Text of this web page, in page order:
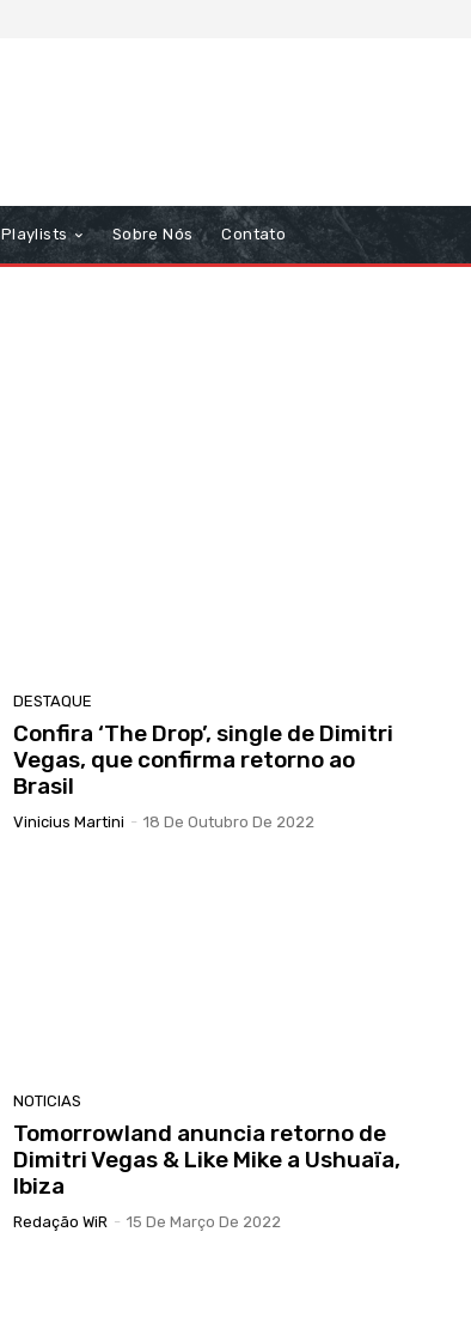
Playlists Sobre Nós Contato
DESTAQUE
Confira ‘The Drop’, single de Dimitri
Vegas, que confirma retorno ao
Brasil
Vinicius Martini - 18 De Outubro De 2022
NOTICIAS
Tomorrowland anuncia retorno de
Dimitri Vegas & Like Mike a Ushuaïa,
Ibiza
Redação WiR - 15 De Março De 2022